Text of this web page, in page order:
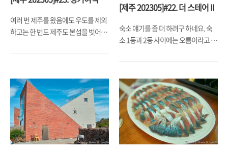
고, 맛있어서 왜 많이들 찾는지 잘 알
겠더군요. 흐리고 약간은 쌀쌀한 날씨
지만 든든하게 배를 채우며 아침을 맛
있게 먹고는 다시금 숙소 쪽인 동북쪽
여러 번 제주를 왔음에도 우도를 제외
하고는 한 번도 제주도 본섬을 벗어나
종종 나왔던 '마라도'나 청보리로 유
명한 '가파도'를 가 보기로 맘 먹기로
날짜를 고르고 있었는데, 그 '무한도
전'의 중국집이 문 여는 일자를 맞추느
라 5일째에 맞춰서 아침 일찍 일어나
서는 시간을 봤는데... 어쩌다 보니 5
[제주 202305]#22. 더 스테어 II
숙소 얘기를 좀 더 하려구 하네요. 숙
소 1동과 2동 사이에는 오름이라고 하
학교 운동장에 있던 스탠드 같은 시멘
트 느낌으로 가파르게 올라가다 보니,
뭔가 정겹기도 하고.... 숙소 내 복층에
서 바라보는 것도 좋지만, 이렇게 유리
없이 그냥 탁 트인 주위를 바라 보는게
너무 좋더군요. 사실 높은 건물들이 없